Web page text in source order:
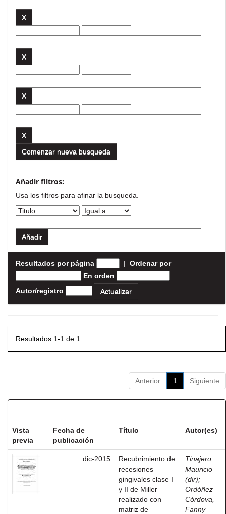
Comenzar nueva busqueda
Añadir filtros:
Usa los filtros para afinar la busqueda.
Resultados por página | Ordenar por
En orden
Autor/registro
Resultados 1-1 de 1.
Anterior 1 Siguiente
Vista
previa
Fecha de
publicación
Título Autor(es)
dic-2015
Recubrimiento de
recesiones
gingivales clase I
y II de Miller
realizado con
matriz de
Tinajero,
Mauricio
(dir);
Ordóñez
Córdova,
Fanny